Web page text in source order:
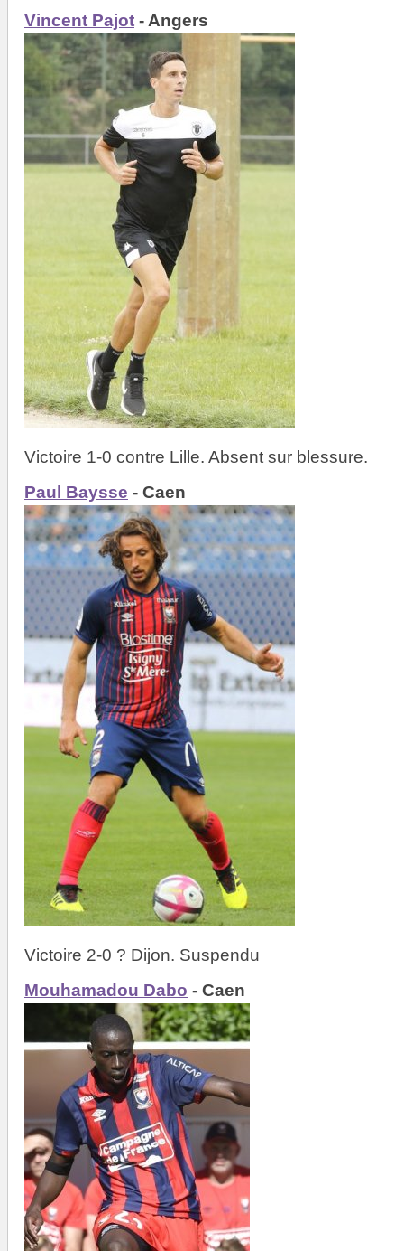
Vincent Pajot - Angers
Victoire 1-0 contre Lille. Absent sur blessure.
Paul Baysse - Caen
Victoire 2-0 ? Dijon. Suspendu
Mouhamadou Dabo - Caen